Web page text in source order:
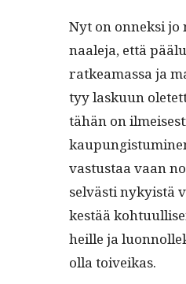
Nyt on onnek­si
naale­ja, että
ratkea­mas­sa ja
tyy lasku­un
tähän on
vas­tus­taa vaan
selvästi nyky­istä
kestää
heille ja
olla toiveikas.